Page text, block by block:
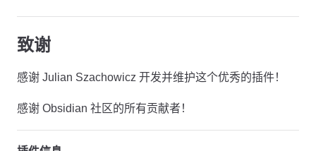
致谢
感谢 Julian Szachowicz 开发并维护这个优秀的插件！
感谢 Obsidian 社区的所有贡献者！